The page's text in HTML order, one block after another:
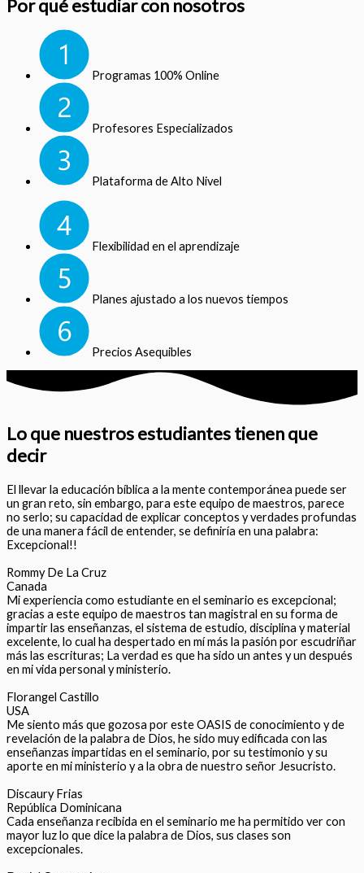
Por qué estudiar con nosotros
Programas 100% Online
Profesores Especializados
Plataforma de Alto Nivel
Flexibilidad en el aprendizaje
Planes ajustado a los nuevos tiempos
Precios Asequibles
Lo que nuestros estudiantes tienen que
decir
El llevar la educación bíblica a la mente contemporánea puede ser
un gran reto, sin embargo, para este equipo de maestros, parece
no serlo; su capacidad de explicar conceptos y verdades profundas
de una manera fácil de entender, se definiría en una palabra:
Excepcional!!
Rommy De La Cruz
Canada
Mi experiencia como estudiante en el seminario es excepcional;
gracias a este equipo de maestros tan magistral en su forma de
impartir las enseñanzas, el sistema de estudio, disciplina y material
excelente, lo cual ha despertado en mí más la pasión por escudriñar
más las escrituras; La verdad es que ha sido un antes y un después
en mi vida personal y ministerio.
Florangel Castillo
USA
Me siento más que gozosa por este OASIS de conocimiento y de
revelación de la palabra de Dios, he sido muy edificada con las
enseñanzas impartidas en el seminario, por su testimonio y su
aporte en mi ministerio y a la obra de nuestro señor Jesucristo.
Discaury Frias
República Dominicana
Cada enseñanza recibida en el seminario me ha permitido ver con
mayor luz lo que dice la palabra de Dios, sus clases son
excepcionales.